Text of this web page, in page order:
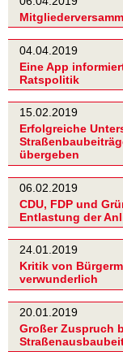
04.04.2019
Eine App
Ratspolitik
15.02.2019
Erfolgreiche
übergeben
06.02.2019
CDU, FDP und
Entlastung der
24.01.2019
Kritik von
verwunderlich
20.01.2019
Großer Zuspruch